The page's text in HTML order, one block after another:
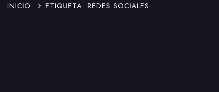
INICIO ETIQUETA: REDES SOCIALES